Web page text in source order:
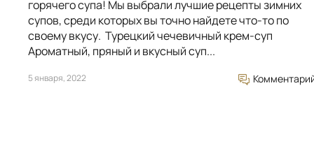
горячего супа! Мы выбрали лучшие рецепты зимних
супов, среди которых вы точно найдете что-то по
своему вкусу. Турецкий чечевичный крем-суп
Ароматный, пряный и вкусный суп...
5 января, 2022